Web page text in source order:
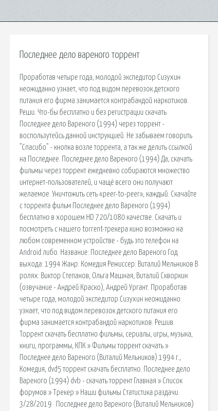
Последнее дело вареного торрент
Проработав четыре года, молодой экспедитор Сизухин
неожиданно узнает, что под видом перевозок детского
питания его фирма занимается контрабандой наркотиков.
Реши. Что-бы бесплатно и без регистрации скачать
Последнее дело Вареного (1994) через торрент -
воспользутейсь данной инструкцией. Не забываем говорить
"Спасибо" - кнопка возле торрента, а так же делить ссылкой
на Последнее. Последнее дело Вареного (1994) Да, скачать
фильмы через торрент ежедневно собираются множество
интернет-пользователей, и чащё всего они получают
желаемое. Уничтожить сеть «peer-to-peer», каждый. Скачайте
с торрента фильм Последнее дело Вареного (1994)
бесплатно в хорошем HD 720/1080 качестве. Скачать и
посмотреть с нашего torrent-трекера кино возможно на
любом современном устройстве - будь это телефон на
Android либо. Название: Последнее дело Вареного Год
выхода: 1994 Жанр: Комедия Режиссер: Виталий Мельников В
ролях: Виктор Степанов, Ольга Машная, Виталий Скворкин
(озвучание - Андрей Краско), Андрей Ургант. Проработав
четыре года, молодой экспедитор Сизухин неожиданно
узнает, что под видом перевозок детского питания его
фирма занимается контрабандой наркотиков. Решив.
Торрент скачать бесплатно фильмы, сериалы, игры, музыка,
книги, программы, КПК » Фильмы торрент скачать »
Последнее дело Вареного (Виталий Мельников) 1994 г.,
Комедия, dvd5 торрент скачать бесплатно. Последнее дело
Вареного (1994) dvb - скачать торрент Главная » Список
форумов » Трекер » Наши фильмы Статистика раздачи.
3/28/2019 · Последнее дело Вареного (Виталий Мельников)